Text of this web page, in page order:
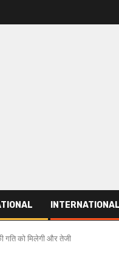
INTERNATIONAL
गति को मिलेगी और तेजी